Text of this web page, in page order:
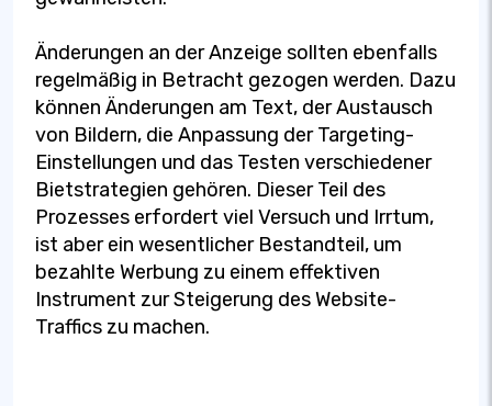
Änderungen an der Anzeige sollten ebenfalls
regelmäßig in Betracht gezogen werden. Dazu
können Änderungen am Text, der Austausch
von Bildern, die Anpassung der Targeting-
Einstellungen und das Testen verschiedener
Bietstrategien gehören. Dieser Teil des
Prozesses erfordert viel Versuch und Irrtum,
ist aber ein wesentlicher Bestandteil, um
bezahlte Werbung zu einem effektiven
Instrument zur Steigerung des Website-
Traffics zu machen.